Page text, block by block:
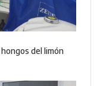
del limón